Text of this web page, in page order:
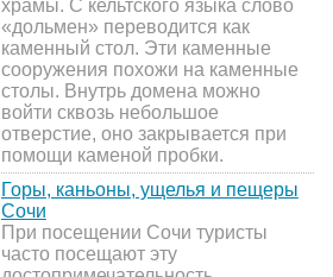
храмы. С кельтского языка слово
«дольмен» переводится как
каменный стол. Эти каменные
сооружения похожи на каменные
столы. Внутрь домена можно
войти сквозь небольшое
отверстие, оно закрывается при
помощи каменой пробки.
Горы, каньоны, ущелья и пещеры
Сочи
При посещении Сочи туристы
часто посещают эту